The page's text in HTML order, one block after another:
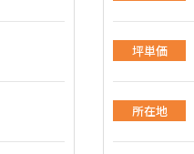
坪単価
所在地